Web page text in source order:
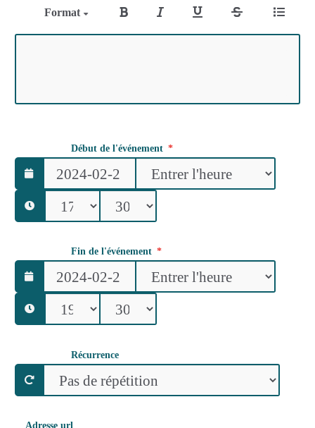
Format
Début de l'événement
Fin de l'événement
Récurrence
Adresse url